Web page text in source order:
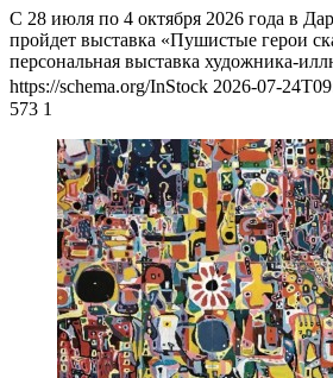
С 28 июля по 4 октября 2026 года в
пройдет выставка «Пушистые герои
персональная выставка художника-
https://schema.org/InStock 2026-07-
573 1